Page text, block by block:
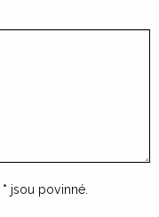
* jsou povinné.